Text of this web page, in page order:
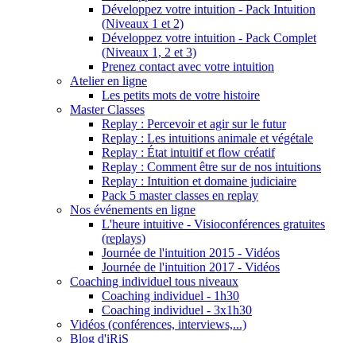
Développez votre intuition - Pack Intuition
(Niveaux 1 et 2)
Développez votre intuition - Pack Complet
(Niveaux 1, 2 et 3)
Prenez contact avec votre intuition
Atelier en ligne
Les petits mots de votre histoire
Master Classes
Replay : Percevoir et agir sur le futur
Replay : Les intuitions animale et végétale
Replay : État intuitif et flow créatif
Replay : Comment être sur de nos intuitions
Replay : Intuition et domaine judiciaire
Pack 5 master classes en replay
Nos événements en ligne
L'heure intuitive - Visioconférences gratuites
(replays)
Journée de l'intuition 2015 - Vidéos
Journée de l'intuition 2017 - Vidéos
Coaching individuel tous niveaux
Coaching individuel - 1h30
Coaching individuel - 3x1h30
Vidéos (conférences, interviews,...)
Blog d'iRiS